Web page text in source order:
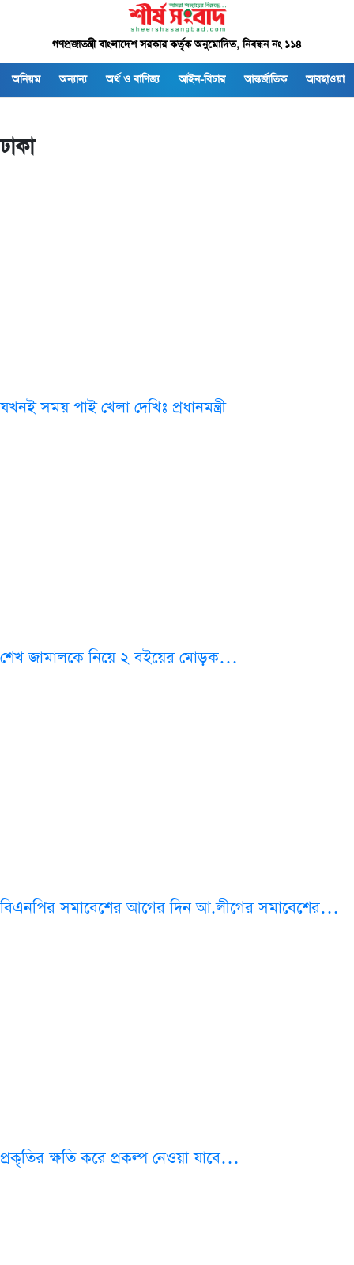
গণপ্রজাতন্ত্রী বাংলাদেশ সরকার কর্তৃক অনুমোদিত, নিবন্ধন নং ১১৪
অনিয়ম অন্যান্য অর্থ ও বাণিজ্য আইন-বিচার আন্তর্জাতিক আবহাওয়া
ঢাকা
যখনই সময় পাই খেলা দেখিঃ প্রধানমন্ত্রী
শেখ জামালকে নিয়ে ২ বইয়ের মোড়ক…
বিএনপির সমাবেশের আগের দিন আ.লীগের সমাবেশের…
প্রকৃতির ক্ষতি করে প্রকল্প নেওয়া যাবে…